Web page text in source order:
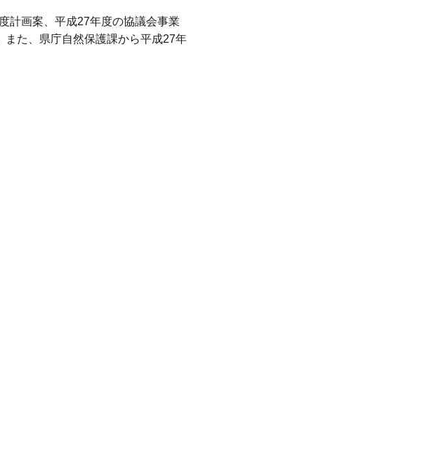
計画案、平成27年度の協議会事業
た、県庁自然保護課から平成27年